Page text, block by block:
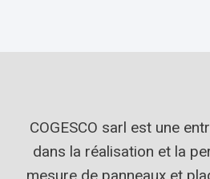
COGESCO sarl est une
dans la réalisation et la
mesure de panneaux et